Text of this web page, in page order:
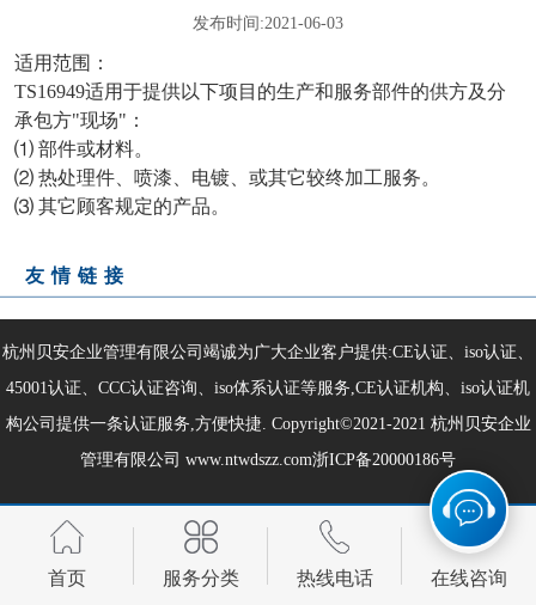
发布时间:2021-06-03
适用范围：
TS16949适用于提供以下项目的生产和服务部件的供方及分
承包方"现场"：
⑴ 部件或材料。
⑵ 热处理件、喷漆、电镀、或其它较终加工服务。
⑶ 其它顾客规定的产品。
友情链接
杭州贝安企业管理有限公司竭诚为广大企业客户提供:CE认证、iso认证、
45001认证、CCC认证咨询、iso体系认证等服务,CE认证机构、iso认证机
构公司提供一条认证服务,方便快捷. Copyright©2021-2021 杭州贝安企业
管理有限公司 www.ntwdszz.com浙ICP备20000186号
首页 服务分类 热线电话 在线咨询